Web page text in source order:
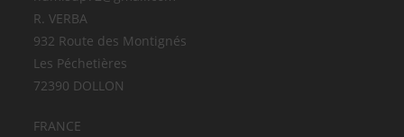
R. VERBA
932 Route des Montignés
Les Péchetières
72390 DOLLON
FRANCE